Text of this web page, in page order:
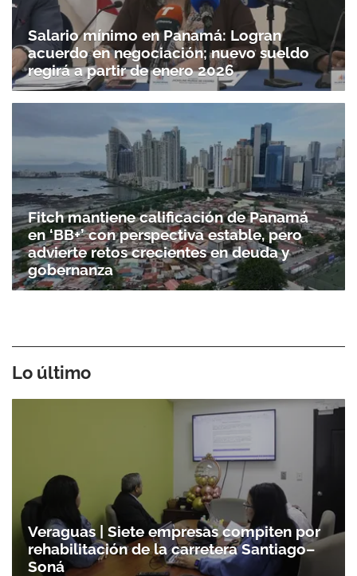
Salario mínimo en Panamá: Logran
acuerdo en negociación; nuevo sueldo
regirá a partir de enero 2026
Fitch mantiene calificación de Panamá
en ‘BB+’ con perspectiva estable, pero
advierte retos crecientes en deuda y
gobernanza
Lo último
Veraguas | Siete empresas compiten por
rehabilitación de la carretera Santiago–
Soná